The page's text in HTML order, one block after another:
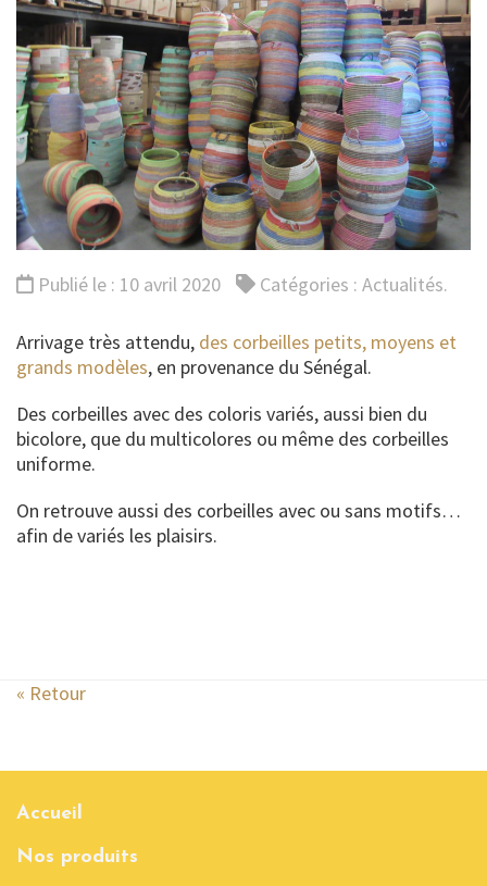
Publié le : 10 avril 2020 Catégories : Actualités.
Arrivage très attendu, des corbeilles petits, moyens et
grands modèles, en provenance du Sénégal.
Des corbeilles avec des coloris variés, aussi bien du
bicolore, que du multicolores ou même des corbeilles
uniforme.
On retrouve aussi des corbeilles avec ou sans motifs…
afin de variés les plaisirs.
« Retour
Accueil
Nos produits